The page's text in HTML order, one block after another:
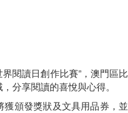
閱讀日創作比賽”，澳門區比
分享閱讀的喜悅與心得。
頒發獎狀及文具用品券，並